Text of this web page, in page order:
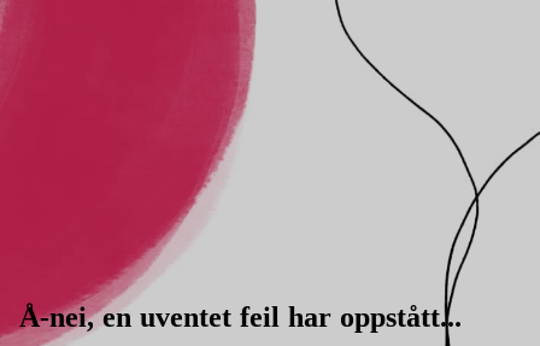
Å-nei, en uventet feil har oppstått...